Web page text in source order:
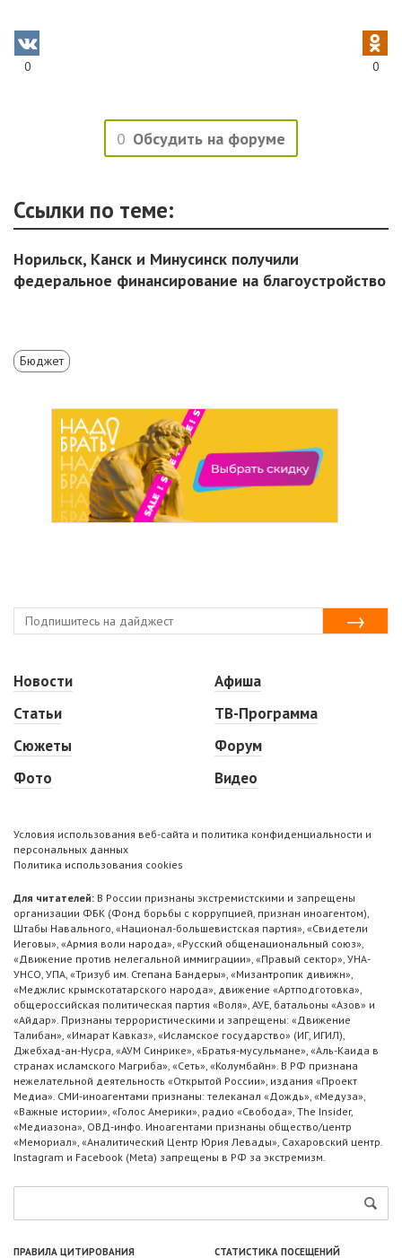
0 0
0 Обсудить на форуме
Ссылки по теме:
Норильск, Канск и Минусинск получили
федеральное финансирование на благоустройство
Бюджет
Новости
Статьи
Сюжеты
Фото
Афиша
ТВ-Программа
Форум
Видео
Условия использования веб-сайта и политика конфиденциальности и
персональных данных
Политика использования cookies
Для читателей: В России признаны экстремистскими и запрещены
организации ФБК (Фонд борьбы с коррупцией, признан иноагентом),
Штабы Навального, «Национал-большевистская партия», «Свидетели
Иеговы», «Армия воли народа», «Русский общенациональный союз»,
«Движение против нелегальной иммиграции», «Правый сектор», УНА-
УНСО, УПА, «Тризуб им. Степана Бандеры», «Мизантропик дивижн»,
«Меджлис крымскотатарского народа», движение «Артподготовка»,
общероссийская политическая партия «Воля», АУЕ, батальоны «Азов» и
«Айдар». Признаны террористическими и запрещены: «Движение
Талибан», «Имарат Кавказ», «Исламское государство» (ИГ, ИГИЛ),
Джебхад-ан-Нусра, «АУМ Синрике», «Братья-мусульмане», «Аль-Каида в
странах исламского Магриба», «Сеть», «Колумбайн». В РФ признана
нежелательной деятельность «Открытой России», издания «Проект
Медиа». СМИ-иноагентами признаны: телеканал «Дождь», «Медуза»,
«Важные истории», «Голос Америки», радио «Свобода», The Insider,
«Медиазона», ОВД-инфо. Иноагентами признаны общество/центр
«Мемориал», «Аналитический Центр Юрия Левады», Сахаровский центр.
Instagram и Facebook (Metа) запрещены в РФ за экстремизм.
ПРАВИЛА ЦИТИРОВАНИЯ СТАТИСТИКА ПОСЕЩЕНИЙ